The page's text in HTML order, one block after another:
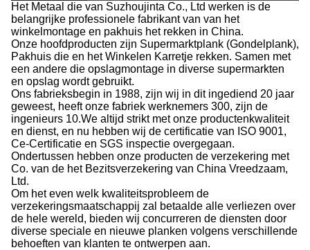
Het Metaal die van Suzhoujinta Co., Ltd werken is de
belangrijke professionele fabrikant van van het
winkelmontage en pakhuis het rekken in China.
Onze hoofdproducten zijn Supermarktplank (Gondelplank),
Pakhuis die en het Winkelen Karretje rekken. Samen met
een andere die opslagmontage in diverse supermarkten
en opslag wordt gebruikt.
Ons fabrieksbegin in 1988, zijn wij in dit ingediend 20 jaar
geweest, heeft onze fabriek werknemers 300, zijn de
ingenieurs 10.We altijd strikt met onze productenkwaliteit
en dienst, en nu hebben wij de certificatie van ISO 9001,
Ce-Certificatie en SGS inspectie overgegaan.
Ondertussen hebben onze producten de verzekering met
Co. van de het Bezitsverzekering van China Vreedzaam,
Ltd.
Om het even welk kwaliteitsprobleem de
verzekeringsmaatschappij zal betaalde alle verliezen over
de hele wereld, bieden wij concurreren de diensten door
diverse speciale en nieuwe planken volgens verschillende
behoeften van klanten te ontwerpen aan.